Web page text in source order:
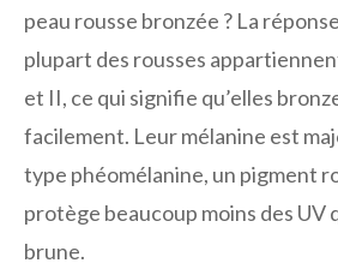
peau rousse bronzée ? La
plupart des rousses
et II, ce qui signifie qu’elles
facilement. Leur mélanine est
type phéomélanine, un pigment
protège beaucoup moins des UV
brune.